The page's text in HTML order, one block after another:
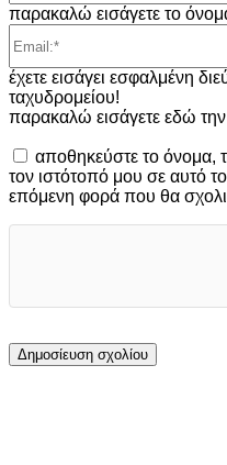
παρακαλώ εισάγετε το
έχετε εισάγει εσφαλμένη
ταχυδρομείου!
παρακαλώ εισάγετε εδώ
αποθηκεύστε το όνομα,
τον ιστότοπό μου σε αυτό
επόμενη φορά που θα